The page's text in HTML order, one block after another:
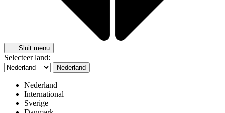
Sluit menu
Selecteer land:
Nederland
Nederland
International
Sverige